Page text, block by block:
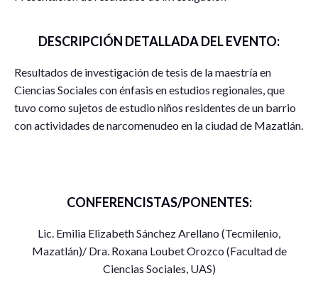
DESCRIPCIÓN DETALLADA DEL EVENTO:
Resultados de investigación de tesis de la maestría en
Ciencias Sociales con énfasis en estudios regionales, que
tuvo como sujetos de estudio niños residentes de un barrio
con actividades de narcomenudeo en la ciudad de Mazatlán.
CONFERENCISTAS/PONENTES:
Lic. Emilia Elizabeth Sánchez Arellano (Tecmilenio,
Mazatlán)/ Dra. Roxana Loubet Orozco (Facultad de
Ciencias Sociales, UAS)